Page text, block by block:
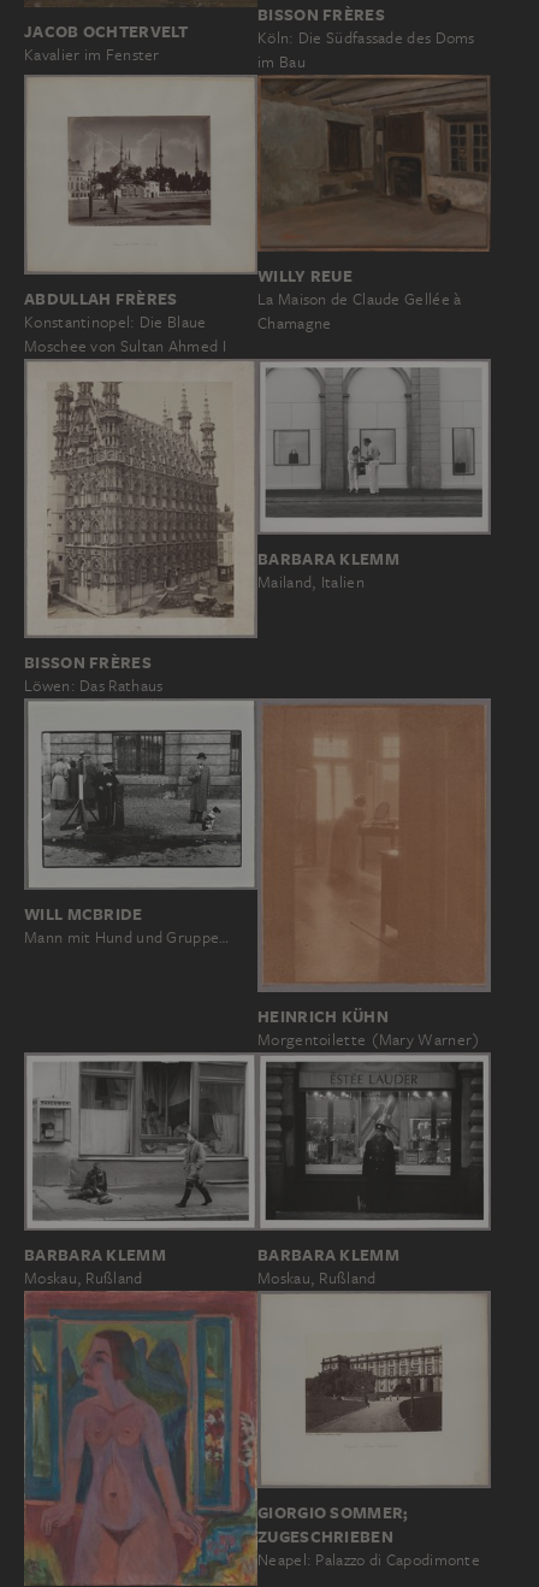
JACOB OCHTERVELT
Kavalier im Fenster
BISSON FRÈRES
Köln: Die Südfassade des Doms
im Bau
ABDULLAH FRÈRES
Konstantinopel: Die Blaue
Moschee von Sultan Ahmed I
WILLY REUE
La Maison de Claude Gellée à
Chamagne
BISSON FRÈRES
Löwen: Das Rathaus
BARBARA KLEMM
Mailand, Italien
WILL MCBRIDE
Mann mit Hund und Gruppe…
HEINRICH KÜHN
Morgentoilette (Mary Warner)
BARBARA KLEMM
Moskau, Rußland
BARBARA KLEMM
Moskau, Rußland
GIORGIO SOMMER;
ZUGESCHRIEBEN
Neapel: Palazzo di Capodimonte